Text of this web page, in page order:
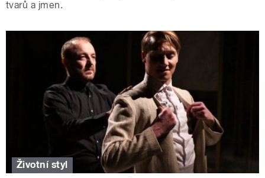
tvarů a jmen.
Životní styl